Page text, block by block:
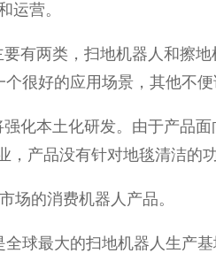
运营。
有两类，扫地机器人和擦
很好的应用场景，其他不便
化本土化研发。由于产品
产品没有针对地毯清洁的
场的消费机器人产品。
球最大的扫地机器人生产